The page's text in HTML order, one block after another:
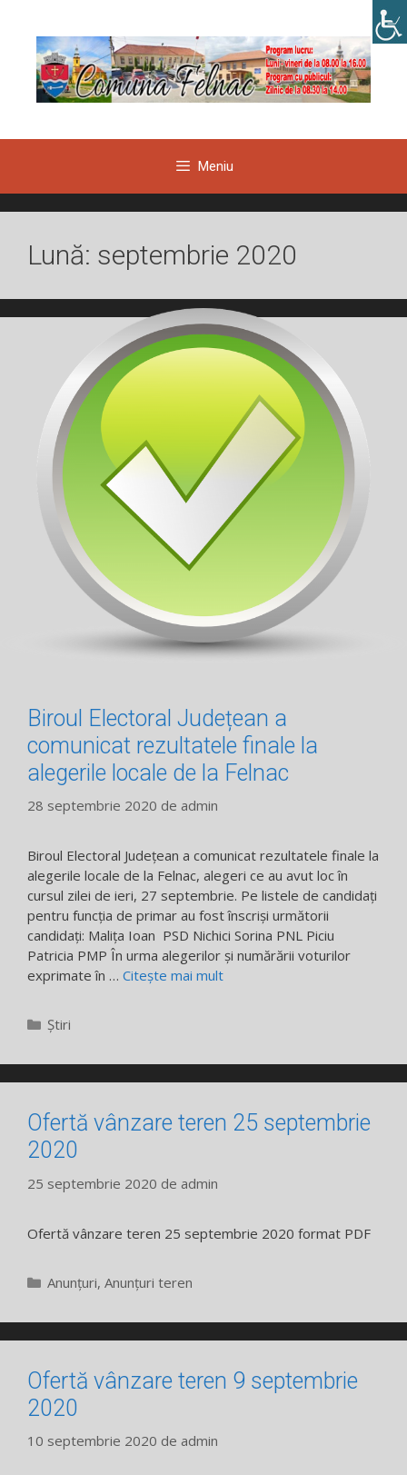
conținut
Meniu
Lună: septembrie 2020
Biroul Electoral Județean a
comunicat rezultatele finale la
alegerile locale de la Felnac
28 septembrie 2020 de admin
Biroul Electoral Județean a comunicat rezultatele finale la
alegerile locale de la Felnac, alegeri ce au avut loc în
cursul zilei de ieri, 27 septembrie. Pe listele de candidați
pentru funcția de primar au fost înscriși următorii
candidați: Malița Ioan PSD Nichici Sorina PNL Piciu
Patricia PMP În urma alegerilor și numărării voturilor
exprimate în … Citește mai mult
Categorii
Știri
Ofertă vânzare teren 25 septembrie
2020
25 septembrie 2020 de admin
Ofertă vânzare teren 25 septembrie 2020 format PDF
Categorii
Anunțuri, Anunțuri teren
Ofertă vânzare teren 9 septembrie
2020
10 septembrie 2020 de admin